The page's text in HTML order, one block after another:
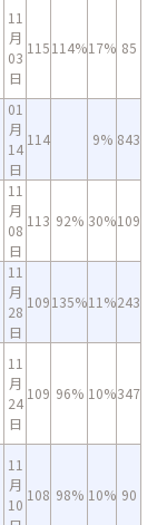
11
月
03
日
115114%17% 85
01
月
14
日
114 9% 843
11
月
08
日
113 92% 30%109
11
月
28
日
109135%11%243
11
月
24
日
109 96% 10%347
11
月
10
108 98% 10% 90